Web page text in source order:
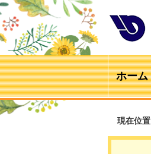
ホーム
現在位置